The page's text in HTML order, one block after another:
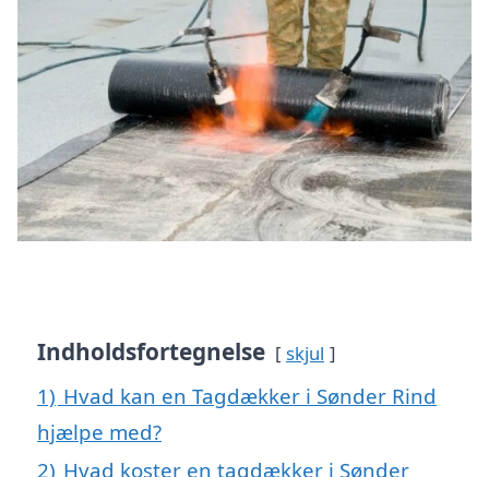
Indholdsfortegnelse skjul
1) Hvad kan en Tagdækker i Sønder Rind
hjælpe med?
2) Hvad koster en tagdækker i Sønder